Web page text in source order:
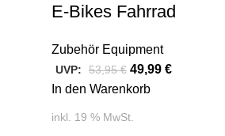
E-Bikes Fahrrad
Zubehör Equipment
UVP: 53,95€ 49,99 €
In den Warenkorb
inkl. 19 % MwSt.